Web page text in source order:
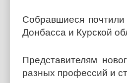
Собравшиеся
Донбасса и Курской
Представителям
разных профессий и